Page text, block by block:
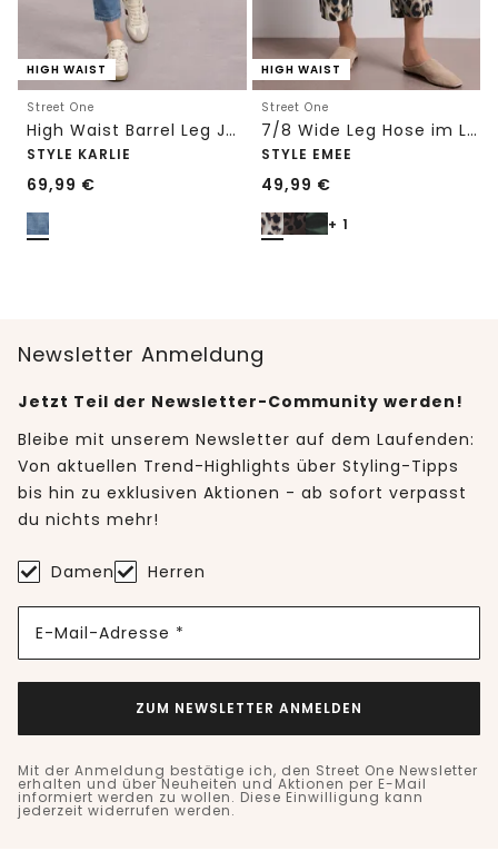
HIGH WAIST
Street One
High Waist Barrel Leg Jeans im Loose Fit
STYLE KARLIE
69,99 €
HIGH WAIST
Street One
7/8 Wide Leg Hose im Loose Fit mit Print
STYLE EMEE
49,99 €
+ 1
Newsletter Anmeldung
Jetzt Teil der Newsletter-Community werden!
Bleibe mit unserem Newsletter auf dem Laufenden:
Von aktuellen Trend-Highlights über Styling-Tipps
bis hin zu exklusiven Aktionen - ab sofort verpasst
du nichts mehr!
Damen Herren
E-Mail-Adresse *
ZUM NEWSLETTER ANMELDEN
Mit der Anmeldung bestätige ich, den Street One Newsletter
erhalten und über Neuheiten und Aktionen per E-Mail
informiert werden zu wollen. Diese Einwilligung kann
jederzeit widerrufen werden.